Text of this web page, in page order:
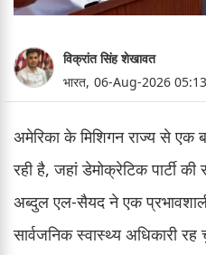
विक्रांत सिंह शेखावत
भारत, 06-Aug-2026
अमेरिका के मिशिगन राज्य से एक
रही है, जहां डेमोक्रेटिक पार्टी की
अब्दुल एल-सैयद ने एक
सार्वजनिक स्वास्थ्य अधिकारी